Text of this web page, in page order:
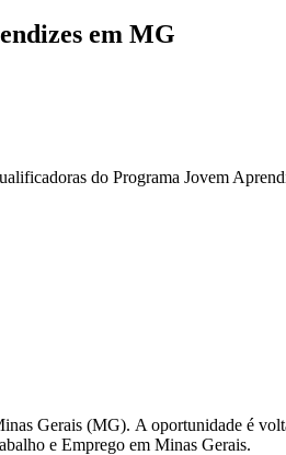
em MG
do Programa Jovem
Gerais (MG). A oportunidade é
e Emprego em Minas Gerais.